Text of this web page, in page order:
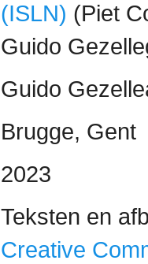
(ISLN) (Piet
Guido
Guido
Brugge, Gent
2023
Teksten en
Creative